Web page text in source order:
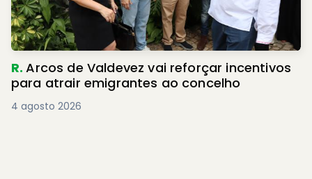
R.Arcos de Valdevez vai reforçar incentivos
para atrair emigrantes ao concelho
4 agosto 2026